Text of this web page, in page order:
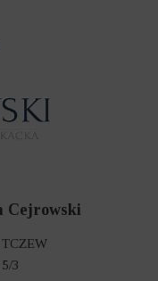
Cejrowski
3